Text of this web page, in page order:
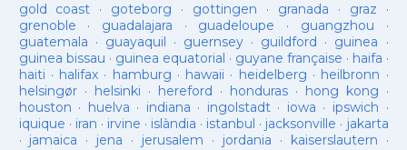
gold coast · goteborg · gottingen · granada · graz ·
grenoble · guadalajara · guadeloupe · guangzhou ·
guatemala · guayaquil · guernsey· guildford · guinea ·
guinea bissau · guinea equatorial · guyane française · haifa ·
haiti · halifax · hamburg · hawaii · heidelberg · heilbronn ·
helsingør· helsinki · hereford · honduras· hong kong ·
houston · huelva · indiana · ingolstadt· iowa · ipswich ·
iquique · iran · irvine · islàndia · istanbul · jacksonville · jakarta
· jamaica · jena · jerusalem · jordania · kaiserslautern ·